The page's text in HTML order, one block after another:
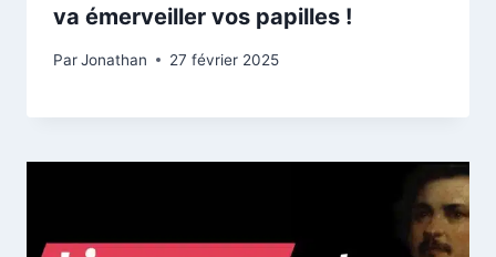
va émerveiller vos papilles !
ParJonathan 27 février 2025